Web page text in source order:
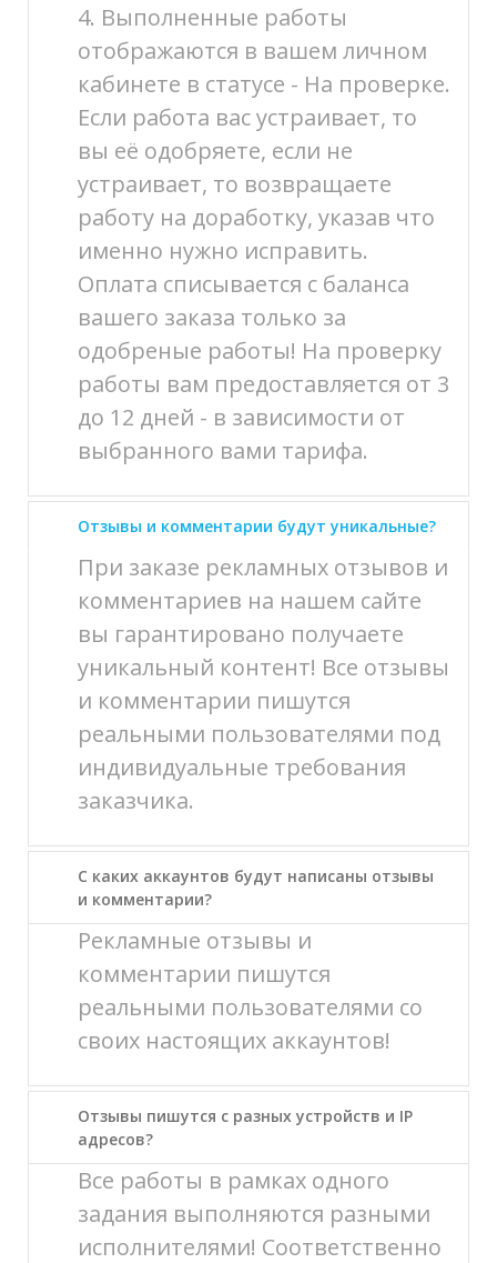
4. Выполненные работы
отображаются в вашем личном
кабинете в статусе - На проверке.
Если работа вас устраивает, то
вы её одобряете, если не
устраивает, то возвращаете
работу на доработку, указав что
именно нужно исправить.
Оплата списывается с баланса
вашего заказа только за
одобреные работы! На проверку
работы вам предоставляется от 3
до 12 дней - в зависимости от
выбранного вами тарифа.
Отзывы и комментарии будут уникальные?
При заказе рекламных отзывов и
комментариев на нашем сайте
вы гарантировано получаете
уникальный контент! Все отзывы
и комментарии пишутся
реальными пользователями под
индивидуальные требования
заказчика.
С каких аккаунтов будут написаны отзывы
и комментарии?
Рекламные отзывы и
комментарии пишутся
реальными пользователями со
своих настоящих аккаунтов!
Отзывы пишутся с разных устройств и IP
адресов?
Все работы в рамках одного
задания выполняются разными
исполнителями! Соответственно